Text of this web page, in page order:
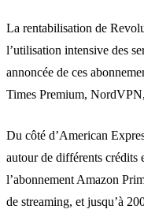
La rentabilisation de
l’utilisation intensive des
annoncée de ces
Times Premium,
Du côté d’American
autour de différents crédits
l’abonnement Amazon
de streaming, et jusqu’à